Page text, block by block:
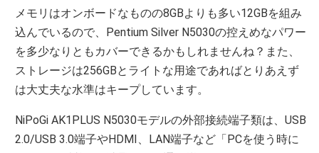
メモリはオンボードなものの8GBよりも多い12GBを組み
込んでいるので、Pentium Silver N5030の控えめなパワー
を多少なりともカバーできるかもしれませんね？また、
ストレージは256GBとライトな用途であればとりあえず
は大丈夫な水準はキープしています。
NiPoGi AK1PLUS N5030モデルの外部接続端子類は、USB
2.0/USB 3.0端子やHDMI、LAN端子など「PCを使う時に